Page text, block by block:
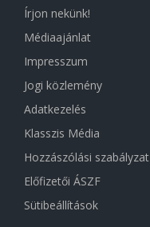
Írjon nekünk!
Médiaajánlat
Impresszum
Jogi közlemény
Adatkezelés
Klasszis Média
Hozzászólási szabályzat
Előfizetői ÁSZF
Sütibeállítások